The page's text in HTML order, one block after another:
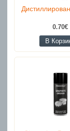
0.70€
В